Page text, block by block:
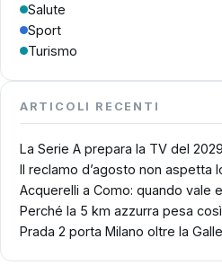
Salute
Sport
Turismo
ARTICOLI RECENTI
La Serie A prepara la TV del 2029
Il reclamo d’agosto non aspetta
Acquerelli a Como: quando vale
Perché la 5 km azzurra pesa
Prada 2 porta Milano oltre la